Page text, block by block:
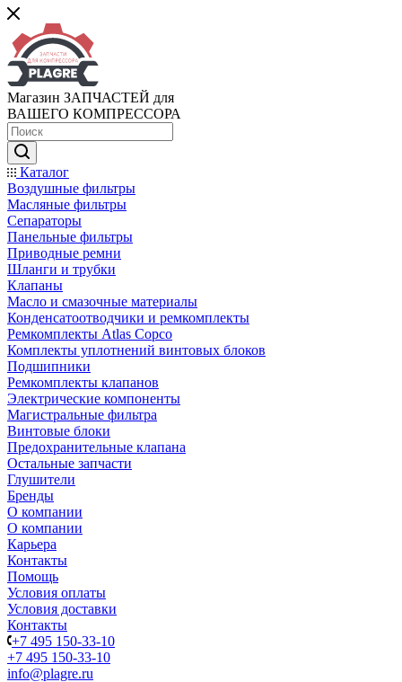
Магазин ЗАПЧАСТЕЙ для
ВАШЕГО КОМПРЕССОРА
Каталог
Воздушные фильтры
Масляные фильтры
Сепараторы
Панельные фильтры
Приводные ремни
Шланги и трубки
Клапаны
Масло и смазочные материалы
Конденсатоотводчики и ремкомплекты
Ремкомплекты Atlas Copco
Комплекты уплотнений винтовых блоков
Подшипники
Ремкомплекты клапанов
Электрические компоненты
Магистральные фильтра
Винтовые блоки
Предохранительные клапана
Остальные запчасти
Глушители
Бренды
О компании
О компании
Карьера
Контакты
Помощь
Условия оплаты
Условия доставки
Контакты
+7 495 150-33-10
+7 495 150-33-10
info@plagre.ru